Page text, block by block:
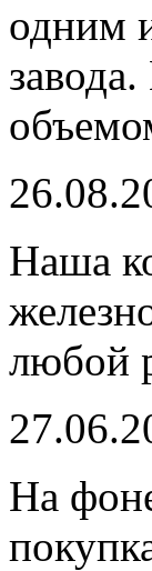
одним
Наша
любой
На